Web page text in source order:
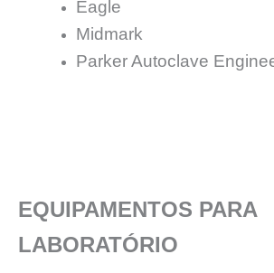
Eagle
Midmark
Parker Autoclave
EQUIPAMENTOS PARA
LABORATÓRIO